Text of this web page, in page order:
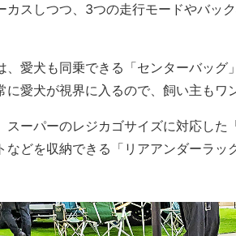
カスしつつ、3つの走行モードやバッ
愛犬も同乗できる「センターバッグ
に愛犬が視界に入るので、飼い主もワ
ーパーのレジカゴサイズに対応した
などを収納できる「リアアンダーラッ